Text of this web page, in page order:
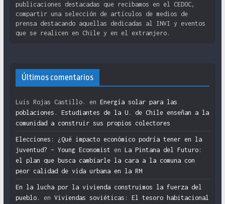
publicaciones destacadas que recibamos en el CEDOC,
compartir una selección de artículos de medios de
prensa destacando aquellas dedicadas al INVI y eventos
que se realicen en Chile y en el extranjero.
Últimos comentarios
Luis Rojas Castillo. en Energía solar para las
poblaciones. Estudiantes de la U. de Chile enseñan a la
comunidad a construir sus propios colectores
Elecciones: ¿Qué impacto económico podría tener en la
juventud? – Young Economist en La Pintana del Futuro:
el plan que busca cambiarle la cara a la comuna con
peor calidad de vida urbana en la RM
En la lucha por la vivienda construimos la fuerza del
pueblo.
en Viviendas soviéticas: El tesoro habitacional